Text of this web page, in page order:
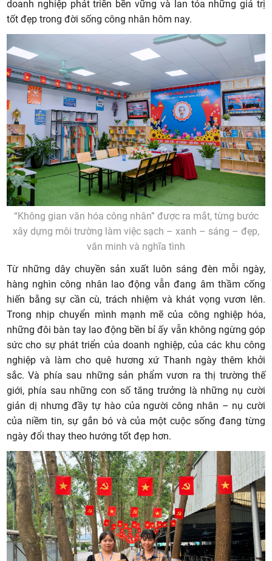
doanh nghiệp phát triển bền vững và lan tỏa những giá trị
tốt đẹp trong đời sống công nhân hôm nay.
“Không gian văn hóa công nhân” được ra mắt, từng bước
xây dựng môi trường làm việc sạch – xanh – sáng – đẹp,
văn minh và nghĩa tình
Từ những dây chuyền sản xuất luôn sáng đèn mỗi ngày,
hàng nghìn công nhân lao động vẫn đang âm thầm cống
hiến bằng sự cần cù, trách nhiệm và khát vọng vươn lên.
Trong nhịp chuyển mình mạnh mẽ của công nghiệp hóa,
những đôi bàn tay lao động bền bỉ ấy vẫn không ngừng góp
sức cho sự phát triển của doanh nghiệp, của các khu công
nghiệp và làm cho quê hương xứ Thanh ngày thêm khởi
sắc. Và phía sau những sản phẩm vươn ra thị trường thế
giới, phía sau những con số tăng trưởng là những nụ cười
giản dị nhưng đầy tự hào của người công nhân – nụ cười
của niềm tin, sự gắn bó và của một cuộc sống đang từng
ngày đổi thay theo hướng tốt đẹp hơn.